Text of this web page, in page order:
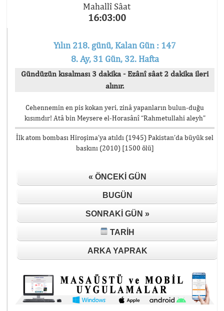
Mahallî Sâat
16:03:01
Yılın 218. günü, Kalan Gün : 147
8. Ay, 31 Gün, 32. Hafta
Gündüzün kısalması 3 dakika - Ezânî sâat 2 dakika ileri
alınır.
Cehennemin en pis kokan yeri, zinâ yapanların bulun-duğu
kısımdır! Atâ bin Meysere el-Horasânî “Rahmetullahi aleyh”
İlk atom bombası Hiroşima’ya atıldı (1945) Pakistan’da büyük sel
baskını (2010) [1500 ölü]
« ÖNCEKI GÜN
BUGÜN
SONRAKI GÜN »
TARIH
ARKA YAPRAK